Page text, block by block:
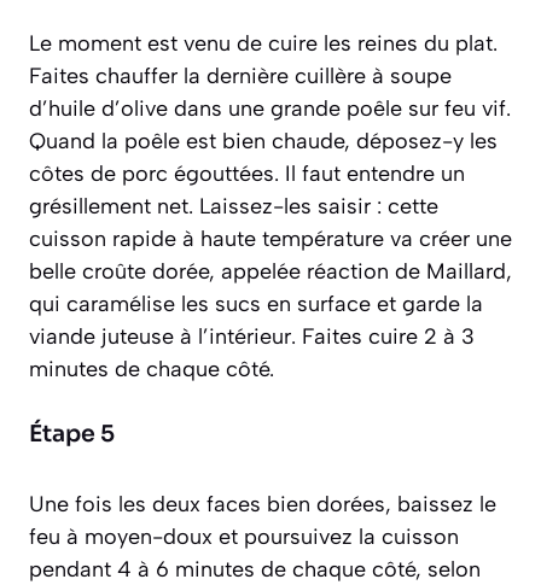
Le moment est venu de cuire les reines du plat.
Faites chauffer la dernière cuillère à soupe
d’huile d’olive dans une grande poêle sur feu vif.
Quand la poêle est bien chaude, déposez-y les
côtes de porc égouttées. Il faut entendre un
grésillement net. Laissez-les saisir : cette
cuisson rapide à haute température va créer une
belle croûte dorée, appelée réaction de Maillard,
qui caramélise les sucs en surface et garde la
viande juteuse à l’intérieur. Faites cuire 2 à 3
minutes de chaque côté.
Étape 5
Une fois les deux faces bien dorées, baissez le
feu à moyen-doux et poursuivez la cuisson
pendant 4 à 6 minutes de chaque côté, selon